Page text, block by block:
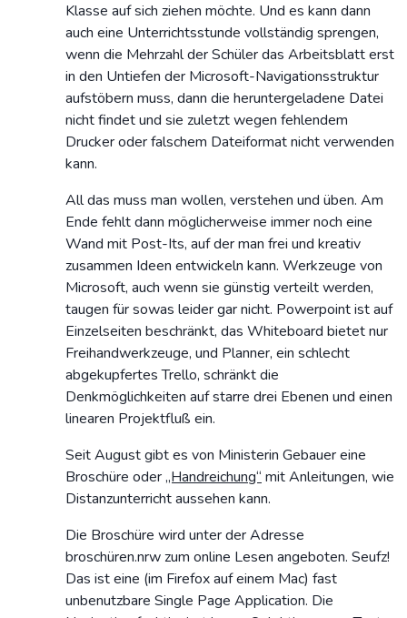
Klasse auf sich ziehen möchte. Und es kann dann
auch eine Unterrichtsstunde vollständig sprengen,
wenn die Mehrzahl der Schüler das Arbeitsblatt erst
in den Untiefen der Microsoft-Navigationsstruktur
aufstöbern muss, dann die heruntergeladene Datei
nicht findet und sie zuletzt wegen fehlendem
Drucker oder falschem Dateiformat nicht verwenden
kann.
All das muss man wollen, verstehen und üben. Am
Ende fehlt dann möglicherweise immer noch eine
Wand mit Post-Its, auf der man frei und kreativ
zusammen Ideen entwickeln kann. Werkzeuge von
Microsoft, auch wenn sie günstig verteilt werden,
taugen für sowas leider gar nicht. Powerpoint ist auf
Einzelseiten beschränkt, das Whiteboard bietet nur
Freihandwerkzeuge, und Planner, ein schlecht
abgekupfertes Trello, schränkt die
Denkmöglichkeiten auf starre drei Ebenen und einen
linearen Projektfluß ein.
Seit August gibt es von Ministerin Gebauer eine
Broschüre oder„Handreichung“ mit Anleitungen, wie
Distanzunterricht aussehen kann.
Die Broschüre wird unter der Adresse
broschüren.nrw zum online Lesen angeboten. Seufz!
Das ist eine (im Firefox auf einem Mac) fast
unbenutzbare Single Page Application. Die